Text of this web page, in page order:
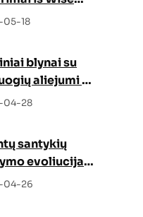
05-18
blynai su
aliejumi –
bet
04-28
santykių
evoliucija:
CRM ir
04-26